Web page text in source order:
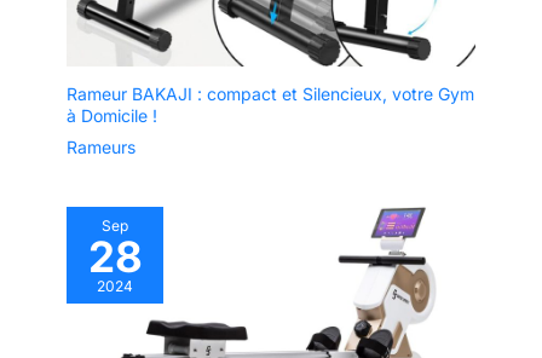
Rameur BAKAJI : compact et Silencieux, votre Gym
à Domicile !
Rameurs
Sep
28
2024